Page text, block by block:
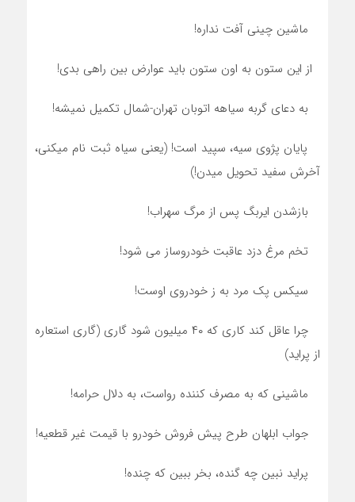
ماشین چینی آفت نداره!
از این ستون به اون ستون باید عوارض بین راهی بدی!
به دعای گربه سیاهه اتوبان تهران-شمال تکمیل نمیشه!
پایان پژوی سیه، سپید است! (یعنی سیاه ثبت نام میکنی،
آخرش سفید تحویل میدن!)
بازشدن ایربگ پس از مرگ سهراب!
تخم مرغ دزد عاقبت خودروساز می شود!
سیکس پک مرد به ز خودروی اوست!
چرا عاقل کند کاری که ۴۰ میلیون شود گاری (گاری استعاره
از پراید)
ماشینی که به مصرف کننده رواست، به دلال حرامه!
جواب ابلهان طرح پیش فروش خودرو با قیمت غیر قطعیه!
پراید نبین چه گنده، بخر ببین که چنده!